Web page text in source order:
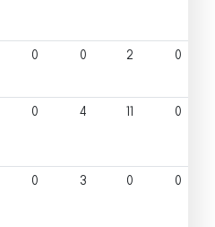
0 0 2 0
0 4 11 0
0 3 0 0